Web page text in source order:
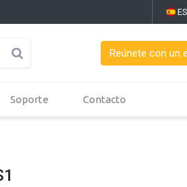
Reúnete con un
Soporte Contacto